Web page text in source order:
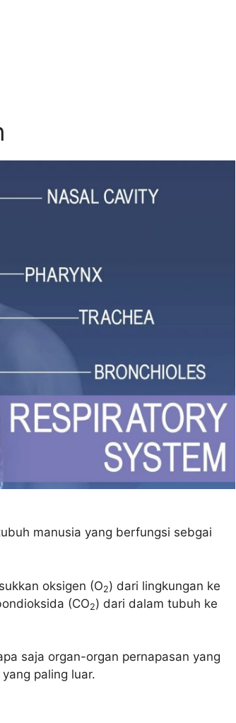
manusia yang berfungsi sebgai
oksigen (O2) dari lingkungan ke
(CO2) dari dalam tubuh ke
saja organ-organ pernapasan yang
paling luar.